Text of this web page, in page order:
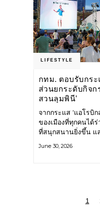
LIFESTYLE
กทม. ตอบรับกร
ส่วนยกระดับกิจก
สวนลุมพินี’
จากกระแส ‘แอโรบิ
ของเมืองที่ทุกคนได้
ที่สนุกสนานยิ่งขึ้น แ
กระจายไปยังหลาย
June 30, 2026
1